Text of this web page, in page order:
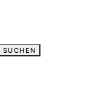
SUCHEN